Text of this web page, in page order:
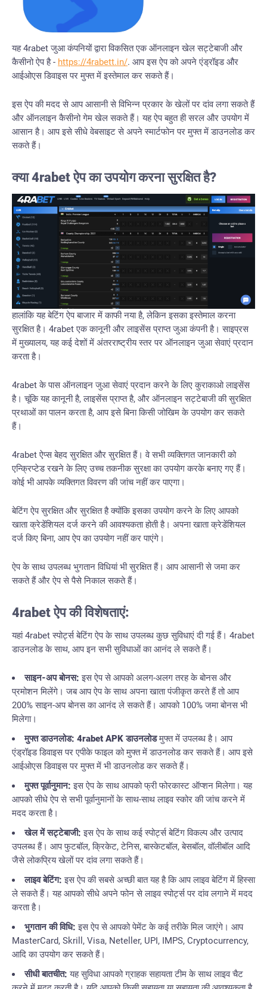
यह 4rabet जुआ कंपनियों द्वारा विकसित एक ऑनलाइन खेल सट्टेबाजी और
कैसीनो ऐप है - https://4rabett.in/. आप इस ऐप को अपने एंड्रॉइड और
आईओएस डिवाइस पर मुफ्त में इस्तेमाल कर सकते हैं।
इस ऐप की मदद से आप आसानी से विभिन्न प्रकार के खेलों पर दांव लगा सकते हैं
और ऑनलाइन कैसीनो गेम खेल सकते हैं। यह ऐप बहुत ही सरल और उपयोग में
आसान है। आप इसे सीधे वेबसाइट से अपने स्मार्टफोन पर मुफ्त में डाउनलोड कर
सकते हैं।
क्या 4rabet ऐप का उपयोग करना सुरक्षित है?
हालांकि यह बेटिंग ऐप बाजार में काफी नया है, लेकिन इसका इस्तेमाल करना
सुरक्षित है। 4rabet एक कानूनी और लाइसेंस प्राप्त जुआ कंपनी है। साइप्रस
में मुख्यालय, यह कई देशों में अंतरराष्ट्रीय स्तर पर ऑनलाइन जुआ सेवाएं प्रदान
करता है।
4rabet के पास ऑनलाइन जुआ सेवाएं प्रदान करने के लिए कुराकाओ लाइसेंस
है। चूंकि यह कानूनी है, लाइसेंस प्राप्त है, और ऑनलाइन सट्टेबाजी की सुरक्षित
प्रथाओं का पालन करता है, आप इसे बिना किसी जोखिम के उपयोग कर सकते
हैं।
4rabet ऐप्स बेहद सुरक्षित और सुरक्षित हैं। वे सभी व्यक्तिगत जानकारी को
एन्क्रिप्टेड रखने के लिए उच्च तकनीक सुरक्षा का उपयोग करके बनाए गए हैं।
कोई भी आपके व्यक्तिगत विवरण की जांच नहीं कर पाएगा।
बेटिंग ऐप सुरक्षित और सुरक्षित है क्योंकि इसका उपयोग करने के लिए आपको
खाता क्रेडेंशियल दर्ज करने की आवश्यकता होती है। अपना खाता क्रेडेंशियल
दर्ज किए बिना, आप ऐप का उपयोग नहीं कर पाएंगे।
ऐप के साथ उपलब्ध भुगतान विधियां भी सुरक्षित हैं। आप आसानी से जमा कर
सकते हैं और ऐप से पैसे निकाल सकते हैं।
4rabet ऐप की विशेषताएं:
यहां 4rabet स्पोर्ट्स बेटिंग ऐप के साथ उपलब्ध कुछ सुविधाएं दी गई हैं। 4rabet
डाउनलोड के साथ, आप इन सभी सुविधाओं का आनंद ले सकते हैं।
साइन-अप बोनस: इस ऐप से आपको अलग-अलग तरह के बोनस और
प्रमोशन मिलेंगे। जब आप ऐप के साथ अपना खाता पंजीकृत करते हैं तो आप
200% साइन-अप बोनस का आनंद ले सकते हैं। आपको 100% जमा बोनस भी
मिलेगा।
मुफ्त डाउनलोड: 4rabet APK डाउनलोडमुफ्त में उपलब्ध है। आप
एंड्रॉइड डिवाइस पर एपीके फाइल को मुफ्त में डाउनलोड कर सकते हैं। आप इसे
आईओएस डिवाइस पर मुफ्त में भी डाउनलोड कर सकते हैं।
मुफ्त पूर्वानुमान: इस ऐप के साथ आपको फ्री फोरकास्ट ऑप्शन मिलेगा। यह
आपको सीधे ऐप से सभी पूर्वानुमानों के साथ-साथ लाइव स्कोर की जांच करने में
मदद करता है।
खेल में सट्टेबाजी: इस ऐप के साथ कई स्पोर्ट्स बेटिंग विकल्प और उत्पाद
उपलब्ध हैं। आप फुटबॉल, क्रिकेट, टेनिस, बास्केटबॉल, बेसबॉल, वॉलीबॉल आदि
जैसे लोकप्रिय खेलों पर दांव लगा सकते हैं।
लाइव बेटिंग: इस ऐप की सबसे अच्छी बात यह है कि आप लाइव बेटिंग में हिस्सा
ले सकते हैं। यह आपको सीधे अपने फोन से लाइव स्पोर्ट्स पर दांव लगाने में मदद
करता है।
भुगतान की विधि: इस ऐप से आपको पेमेंट के कई तरीके मिल जाएंगे। आप
MasterCard, Skrill, Visa, Neteller, UPI, IMPS, Cryptocurrency,
आदि का उपयोग कर सकते हैं।
सीधी बातचीत: यह सुविधा आपको ग्राहक सहायता टीम के साथ लाइव चैट